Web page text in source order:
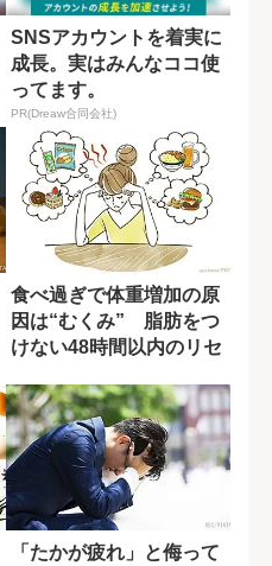
SNSアカウントを着実に
成長。実はみんなココ使
ってます。
PR(Dreaw合同会社)
食べ過ぎで体重増加の原
因は“むくみ” 脂肪をつ
けない48時間以内のリセ
「たかが疲れ」と侮って